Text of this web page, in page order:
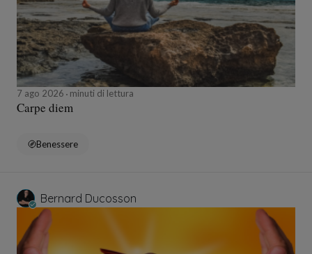
7 ago 2026 minuti di lettura
Carpe diem
Benessere
Bernard Ducosson